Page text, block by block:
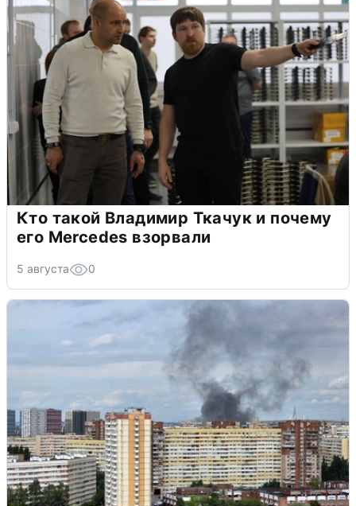
Кто такой Владимир Ткачук и почему
его Mercedes взорвали
5 августа 0